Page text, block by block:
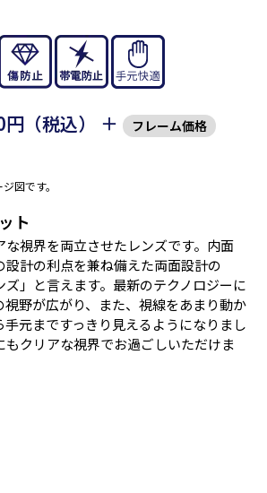
（税込） ＋ フレーム価格
図です。
ト
な視界を両立させたレンズです。内面
設計の利点を兼ね備えた両面設計の
ズ」と言えます。最新のテクノロジーに
視野が広がり、また、視線をあまり動か
手元まですっきり見えるようになりまし
もクリアな視界でお過ごしいただけま